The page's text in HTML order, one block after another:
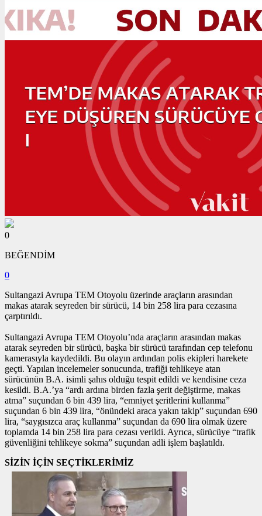
0
BEĞENDİM
0
Sultangazi Avrupa TEM Otoyolu üzerinde araçların arasından
makas atarak seyreden bir sürücü, 14 bin 258 lira para cezasına
çarptırıldı.
Sultangazi Avrupa TEM Otoyolu’nda araçların arasından makas
atarak seyreden bir sürücü, başka bir sürücü tarafından cep telefonu
kamerasıyla kaydedildi. Bu olayın ardından polis ekipleri harekete
geçti. Yapılan incelemeler sonucunda, trafiği tehlikeye atan
sürücünün B.A. isimli şahıs olduğu tespit edildi ve kendisine ceza
kesildi. B.A.’ya “ardı ardına birden fazla şerit değiştirme, makas
atma” suçundan 6 bin 439 lira, “emniyet şeritlerini kullanma”
suçundan 6 bin 439 lira, “önündeki araca yakın takip” suçundan 690
lira, “saygısızca araç kullanma” suçundan da 690 lira olmak üzere
toplamda 14 bin 258 lira para cezası verildi. Ayrıca, sürücüye “trafik
güvenliğini tehlikeye sokma” suçundan adli işlem başlatıldı.
SİZİN İÇİN SEÇTİKLERİMİZ